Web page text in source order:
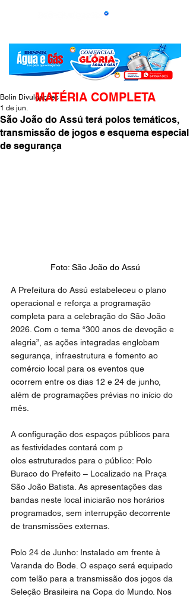
São João do Assú terá polos temáticos,
transmissão de jogos e esquema especial
de segurança
Bolin Divulgações
1 de jun.
Foto: São João do Assú
A Prefeitura do Assú estabeleceu o plano
operacional e reforça a programação
completa para a celebração do São João
2026. Com o tema “300 anos de devoção e
alegria”, as ações integradas englobam
segurança, infraestrutura e fomento ao
comércio local para os eventos que
ocorrem entre os dias 12 e 24 de junho,
além de programações prévias no início do
mês.
A configuração dos espaços públicos para
as festividades contará com p
olos estruturados para o público: Polo
Buraco do Prefeito – Localizado na Praça
São João Batista. As apresentações das
bandas neste local iniciarão nos horários
programados, sem interrupção decorrente
de transmissões externas.
Polo 24 de Junho: Instalado em frente à
Varanda do Bode. O espaço será equipado
com telão para a transmissão dos jogos da
Seleção Brasileira na Copa do Mundo. Nos
MATÉRIA COMPLETA